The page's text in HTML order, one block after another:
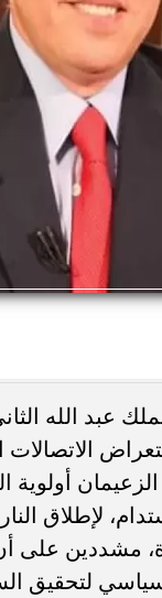
عبد الله
الاتصالات
أولوية
لإطلاق النار
مشددين على
لتحقيق